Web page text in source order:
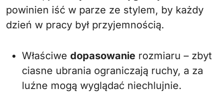
powinien iść w parze ze stylem, by każdy
dzień w pracy był przyjemnością.
Właściwe dopasowanie rozmiaru – zbyt
ciasne ubrania ograniczają ruchy, a za
luźne mogą wyglądać niechlujnie.